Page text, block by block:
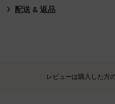
配送 & 返品
レビューは購入した方